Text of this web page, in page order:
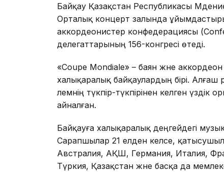
Байқау Қазақстан Республикасы
Орталық концерт залында
аккордеонистер конфедерациясы
делегаттарының 156-конгресі өтеді.
«Coupe Mondiale» – баян және аккордеон
халықаралық байқаулардың бірі.
әлемнің түкпір-түкпірінен келген
айналған.
Байқауға халықаралық деңгейдегі
Сарапшылар 21 елден келсе,
Австралия, АҚШ, Германия, Италия,
Түркия, Қазақстан және басқа да